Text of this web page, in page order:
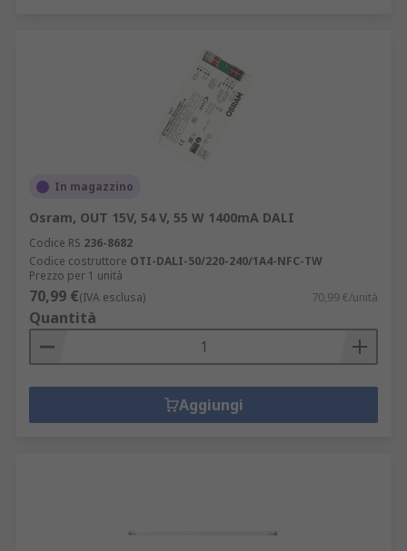
In magazzino
Osram, OUT 15V, 54 V, 55 W 1400mA DALI
Codice RS 236-8682
Codice costruttore OTI-DALI-50/220-240/1A4-NFC-TW
Prezzo per 1 unità
70,99 €(IVA esclusa) 70,99 €/unità
Quantità
Aggiungi